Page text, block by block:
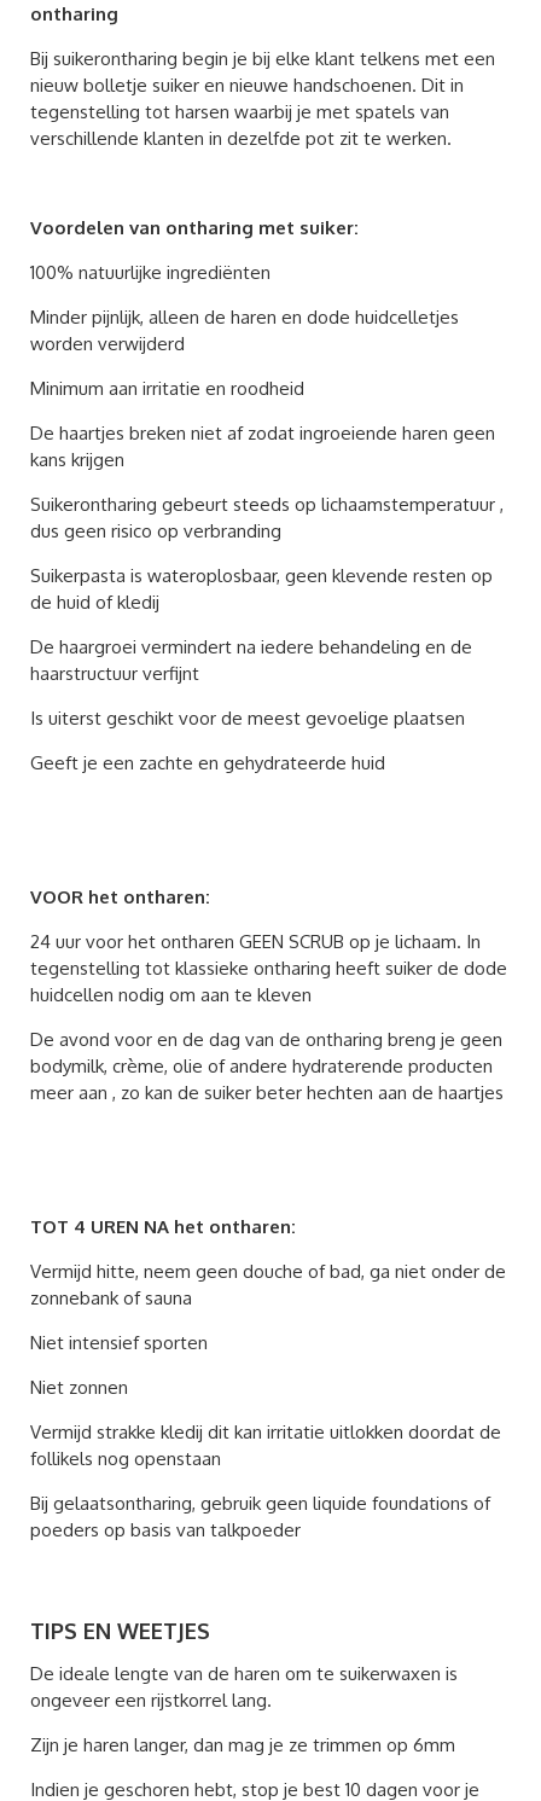
ontharing
Bij suikerontharing begin je bij elke klant telkens met een
nieuw bolletje suiker en nieuwe handschoenen. Dit in
tegenstelling tot harsen waarbij je met spatels van
verschillende klanten in dezelfde pot zit te werken.
Voordelen van ontharing met suiker:
100% natuurlijke ingrediënten
Minder pijnlijk, alleen de haren en dode huidcelletjes
worden verwijderd
Minimum aan irritatie en roodheid
De haartjes breken niet af zodat ingroeiende haren geen
kans krijgen
Suikerontharing gebeurt steeds op lichaamstemperatuur ,
dus geen risico op verbranding
Suikerpasta is wateroplosbaar, geen klevende resten op
de huid of kledij
De haargroei vermindert na iedere behandeling en de
haarstructuur verfijnt
Is uiterst geschikt voor de meest gevoelige plaatsen
Geeft je een zachte en gehydrateerde huid
VOOR het ontharen:
24 uur voor het ontharen GEEN SCRUB op je lichaam. In
tegenstelling tot klassieke ontharing heeft suiker de dode
huidcellen nodig om aan te kleven
De avond voor en de dag van de ontharing breng je geen
bodymilk, crème, olie of andere hydraterende producten
meer aan , zo kan de suiker beter hechten aan de haartjes
TOT 4 UREN NA het ontharen:
Vermijd hitte, neem geen douche of bad, ga niet onder de
zonnebank of sauna
Niet intensief sporten
Niet zonnen
Vermijd strakke kledij dit kan irritatie uitlokken doordat de
follikels nog openstaan
Bij gelaatsontharing, gebruik geen liquide foundations of
poeders op basis van talkpoeder
TIPS EN WEETJES
De ideale lengte van de haren om te suikerwaxen is
ongeveer een rijstkorrel lang.
Zijn je haren langer, dan mag je ze trimmen op 6mm
Indien je geschoren hebt, stop je best 10 dagen voor je